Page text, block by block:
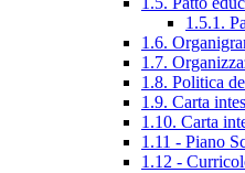
1.5.1.
1.6.
1.7.
1.8. Politica
1.9. Carta
1.10. Carta
1.11 - Piano
1.12 -